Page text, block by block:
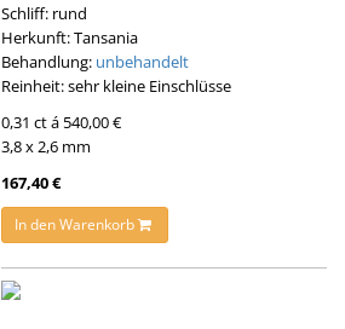
Schliff: rund
Herkunft: Tansania
Behandlung: unbehandelt
Reinheit: sehr kleine Einschlüsse
0,31 ct á 540,00 €
3,8 x 2,6 mm
167,40 €
In den Warenkorb